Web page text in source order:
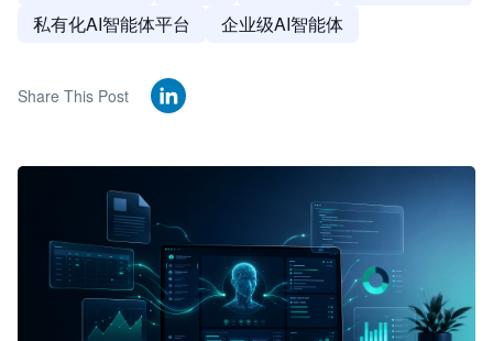
私有化AI智能体平台
企业级AI智能体
Share This Post